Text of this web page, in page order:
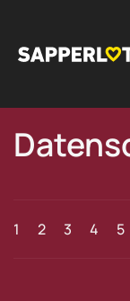
Zum
1 2 3 4 5